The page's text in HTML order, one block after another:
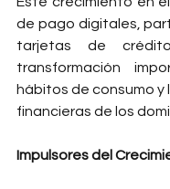
de pago digitales,
tarjetas de
transformación
hábitos de consumo y
financieras de los
Impulsores del